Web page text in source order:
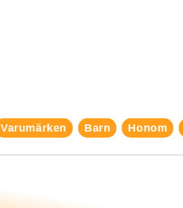
Varumärken Barn Honom